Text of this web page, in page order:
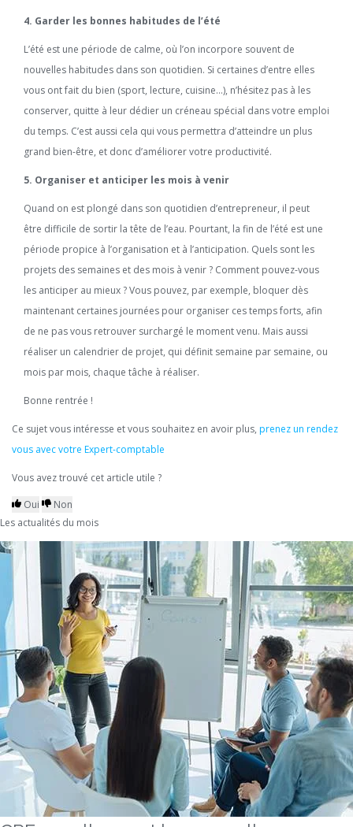
4. Garder les bonnes habitudes de l’été
L’été est une période de calme, où l’on incorpore souvent de
nouvelles habitudes dans son quotidien. Si certaines d’entre elles
vous ont fait du bien (sport, lecture, cuisine…), n’hésitez pas à les
conserver, quitte à leur dédier un créneau spécial dans votre emploi
du temps. C’est aussi cela qui vous permettra d’atteindre un plus
grand bien-être, et donc d’améliorer votre productivité.
5. Organiser et anticiper les mois à venir
Quand on est plongé dans son quotidien d’entrepreneur, il peut
être difficile de sortir la tête de l’eau. Pourtant, la fin de l’été est une
période propice à l’organisation et à l’anticipation. Quels sont les
projets des semaines et des mois à venir ? Comment pouvez-vous
les anticiper au mieux ? Vous pouvez, par exemple, bloquer dès
maintenant certaines journées pour organiser ces temps forts, afin
de ne pas vous retrouver surchargé le moment venu. Mais aussi
réaliser un calendrier de projet, qui définit semaine par semaine, ou
mois par mois, chaque tâche à réaliser.
Bonne rentrée !
Ce sujet vous intéresse et vous souhaitez en avoir plus, prenez un rendez
vous avec votre Expert-comptable
Vous avez trouvé cet article utile ?
Oui
Non
Les actualités du mois